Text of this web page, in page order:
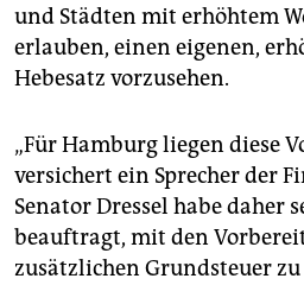
und Städten mit erhöhtem
erlauben, einen eigenen,
Hebesatz vorzusehen.
„Für Hamburg liegen diese
versichert ein Sprecher der
Senator Dressel habe daher
beauftragt, mit den
zusätzlichen Grundsteuer